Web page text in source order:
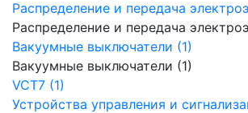
Распределение и передача
Распределение и передача
Вакуумные выключатели (1)
Вакуумные выключатели (1)
VCT7 (1)
Устройства управления и